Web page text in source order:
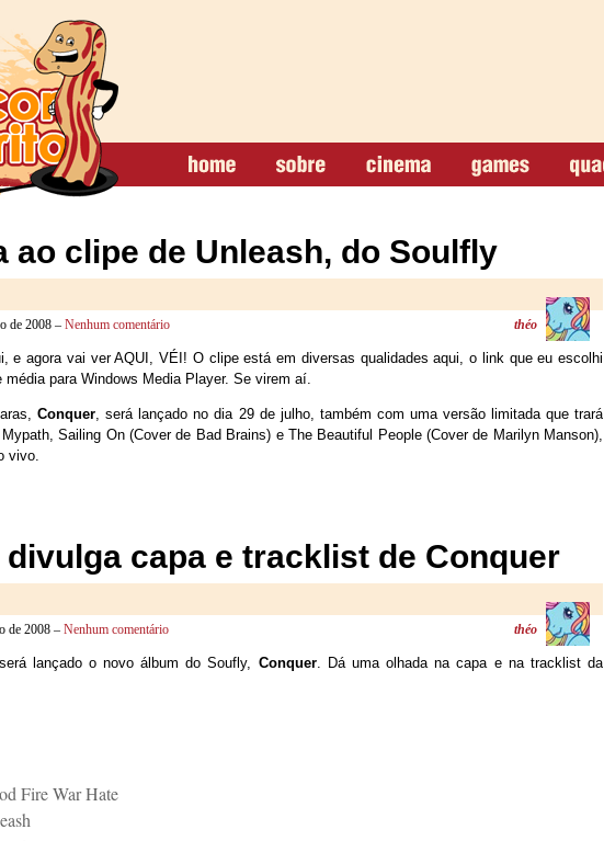
ao clipe de Unleash, do Soulfly
de 2008 – Nenhum comentário théo
e agora vai ver AQUI, VÉI! O clipe está em diversas qualidades aqui, o link que eu escolhi
média para Windows Media Player. Se virem aí.
Conquer, será lançado no dia 29 de julho, também com uma versão limitada que trará
Sailing On (Cover de Bad Brains) e The Beautiful People (Cover de Marilyn Manson),
vivo.
capa e tracklist de Conquer
de 2008 – Nenhum comentário théo
lançado o novo álbum do Soufly, Conquer. Dá uma olhada na capa e na tracklist da
Fire War Hate